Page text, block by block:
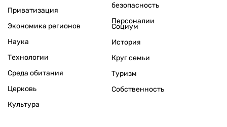
Приватизация
Экономика регионов
безопасность
Персоналии
Наука
Технологии
Среда обитания
Церковь
Культура
Социум
История
Круг семьи
Туризм
Собственность